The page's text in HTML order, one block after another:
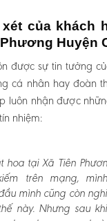
của khách
Huyện
được sự tin tưởng
cá nhân hay đoàn
luôn nhận được
nhiệm:
hoa tại Xã Tiên
trên mạng,
mình cũng còn
này. Nhưng sau